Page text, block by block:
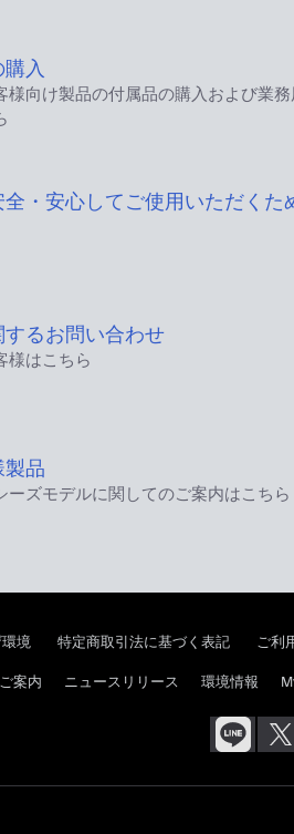
入
様向け製品の付属品の購入および業
全・安心してご使用いただくた
するお問い合わせ
様はこちら
製品
ーズモデルに関してのご案内はこちら
境 特定商取引法に基づく表記 ご利
案内 ニュースリリース 環境情報